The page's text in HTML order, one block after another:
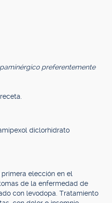
preferentemente
diclorhidrato
elección en el
de la enfermedad de
con levodopa. Tratamiento